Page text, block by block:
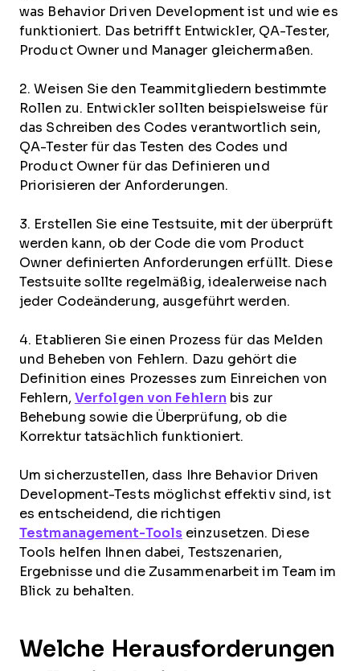
was Behavior Driven Development ist und wie es
funktioniert. Das betrifft Entwickler, QA-Tester,
Product Owner und Manager gleichermaßen.
2. Weisen Sie den Teammitgliedern bestimmte
Rollen zu. Entwickler sollten beispielsweise für
das Schreiben des Codes verantwortlich sein,
QA-Tester für das Testen des Codes und
Product Owner für das Definieren und
Priorisieren der Anforderungen.
3. Erstellen Sie eine Testsuite, mit der überprüft
werden kann, ob der Code die vom Product
Owner definierten Anforderungen erfüllt. Diese
Testsuite sollte regelmäßig, idealerweise nach
jeder Codeänderung, ausgeführt werden.
4. Etablieren Sie einen Prozess für das Melden
und Beheben von Fehlern. Dazu gehört die
Definition eines Prozesses zum Einreichen von
Fehlern, Verfolgen von Fehlern bis zur
Behebung sowie die Überprüfung, ob die
Korrektur tatsächlich funktioniert.
Um sicherzustellen, dass Ihre Behavior Driven
Development-Tests möglichst effektiv sind, ist
es entscheidend, die richtigen
Testmanagement-Tools einzusetzen. Diese
Tools helfen Ihnen dabei, Testszenarien,
Ergebnisse und die Zusammenarbeit im Team im
Blick zu behalten.
Welche Herausforderungen